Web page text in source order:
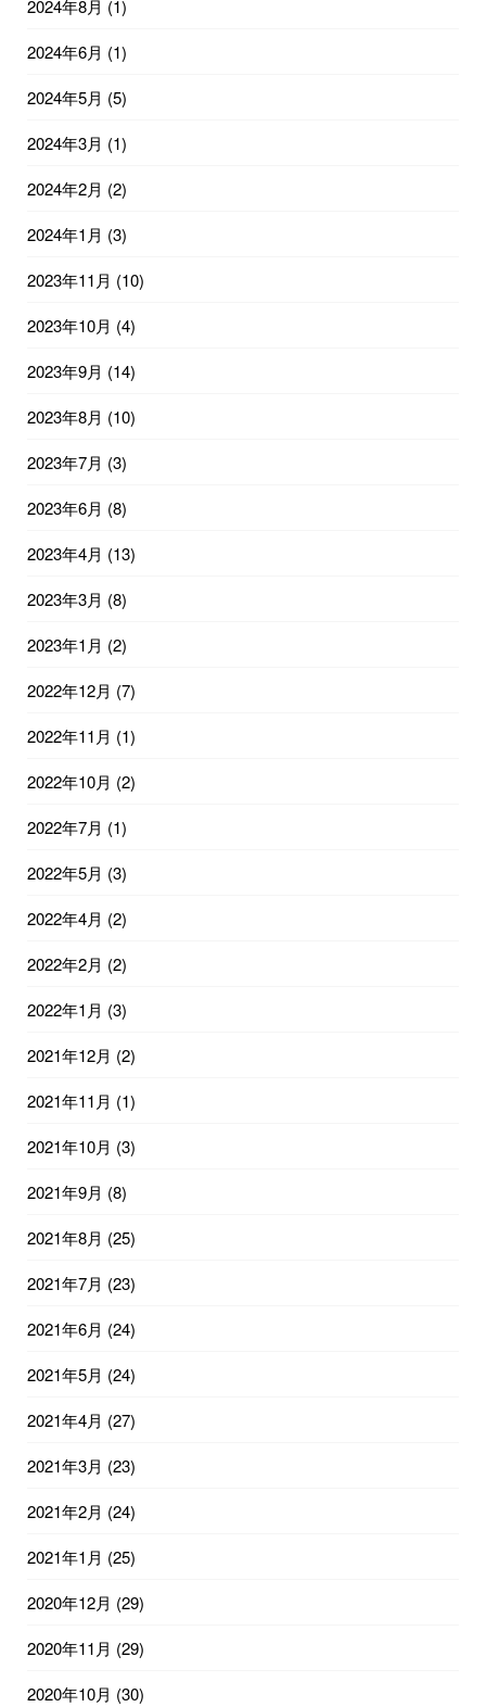
2024年8月 (1)
2024年6月 (1)
2024年5月 (5)
2024年3月 (1)
2024年2月 (2)
2024年1月 (3)
2023年11月 (10)
2023年10月 (4)
2023年9月 (14)
2023年8月 (10)
2023年7月 (3)
2023年6月 (8)
2023年4月 (13)
2023年3月 (8)
2023年1月 (2)
2022年12月 (7)
2022年11月 (1)
2022年10月 (2)
2022年7月 (1)
2022年5月 (3)
2022年4月 (2)
2022年2月 (2)
2022年1月 (3)
2021年12月 (2)
2021年11月 (1)
2021年10月 (3)
2021年9月 (8)
2021年8月 (25)
2021年7月 (23)
2021年6月 (24)
2021年5月 (24)
2021年4月 (27)
2021年3月 (23)
2021年2月 (24)
2021年1月 (25)
2020年12月 (29)
2020年11月 (29)
2020年10月 (30)